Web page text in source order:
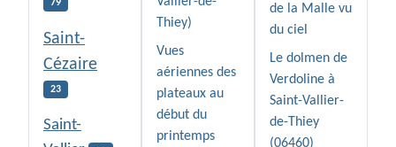
79
Saint-
Cézaire
23
Saint-
Thiey)
Vues
aériennes des
plateaux au
début du
printemps
de la Malle vu
du ciel
Le dolmen de
Verdoline à
Saint-Vallier-
de-Thiey
(06460)